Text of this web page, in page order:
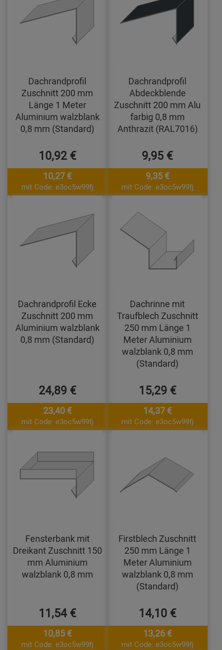
Dachrandprofil
Zuschnitt 200 mm
Länge 1 Meter
Aluminium walzblank
0,8 mm (Standard)
10,92 €
10,27 €
mit Code: e3oc5w99fj
Dachrandprofil
Abdeckblende
Zuschnitt 200 mm Alu
farbig 0,8 mm
Anthrazit (RAL7016)
9,95 €
9,35 €
mit Code: e3oc5w99fj
Dachrandprofil Ecke
Zuschnitt 200 mm
Aluminium walzblank
0,8 mm (Standard)
24,89 €
23,40 €
mit Code: e3oc5w99fj
Dachrinne mit
Traufblech Zuschnitt
250 mm Länge 1
Meter Aluminium
walzblank 0,8 mm
(Standard)
15,29 €
14,37 €
mit Code: e3oc5w99fj
Fensterbank mit
Dreikant Zuschnitt 150
mm Aluminium
walzblank 0,8 mm
11,54 €
10,85 €
mit Code: e3oc5w99fj
Firstblech Zuschnitt
250 mm Länge 1
Meter Aluminium
walzblank 0,8 mm
(Standard)
14,10 €
13,26 €
mit Code: e3oc5w99fj